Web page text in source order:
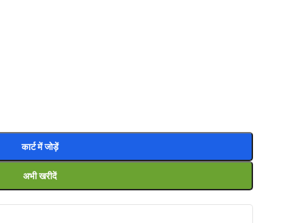
कार्ट में जोड़ें
अभी खरीदें